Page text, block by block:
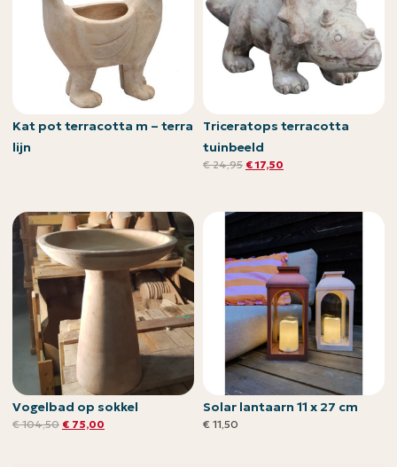
Kat pot terracotta m – terra
lijn
Triceratops terracotta
tuinbeeld
€24,95 €17,50
Vogelbad op sokkel
€104,50 € 75,00
Solar lantaarn 11 x 27 cm
€ 11,50